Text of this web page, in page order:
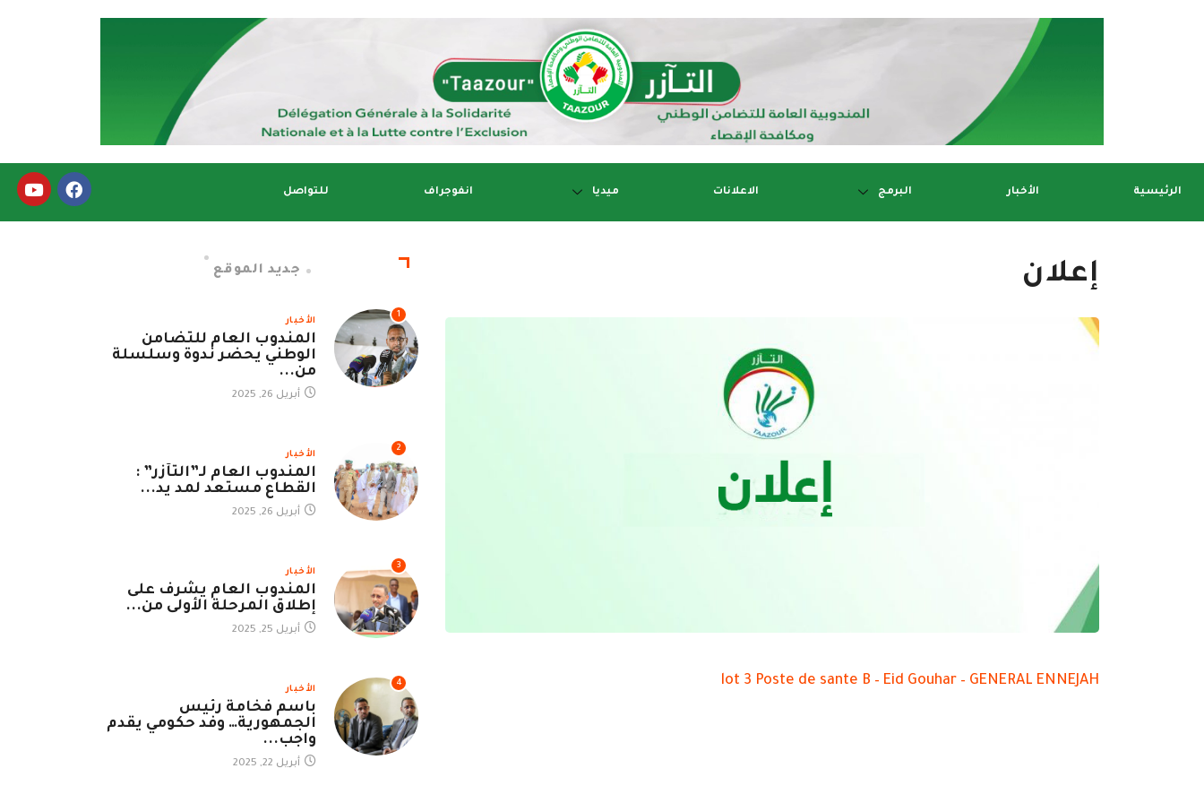
الرئيسية الأخبار البرمج الاعلانات ميديا انفوجراف للتواصل
إعلان
lot 3 Poste de sante B – Eid Gouhar – GENERAL ENNEJAH
جديد الموقع
1
الأخبار
المندوب العام للتضامن
الوطني يحضر ندوة وسلسلة
من...
أبريل 26, 2025
2
الأخبار
المندوب العام لـ”التآزر” :
القطاع مستعد لمد يد...
أبريل 26, 2025
3
الأخبار
المندوب العام يشرف على
إطلاق المرحلة الأولى من...
أبريل 25, 2025
4
الأخبار
باسم فخامة رئيس
الجمهورية… وفد حكومي يقدم
واجب...
أبريل 22, 2025